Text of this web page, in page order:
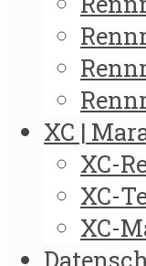
XC |
XC-
XC-
XC-